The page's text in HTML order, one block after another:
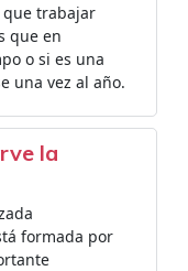
que trabajar
que en
o si es una
una vez al año.
la
formada por